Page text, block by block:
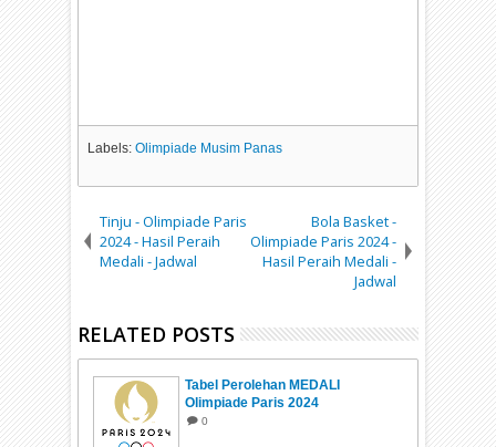
Labels:Olimpiade Musim Panas
Tinju - Olimpiade Paris
2024 - Hasil Peraih
Medali - Jadwal
Bola Basket -
Olimpiade Paris 2024 -
Hasil Peraih Medali -
Jadwal
RELATED POSTS
Tabel Perolehan MEDALI
Olimpiade Paris 2024
0